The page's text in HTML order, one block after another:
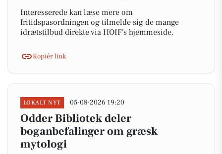
Interesserede kan læse mere om
fritidspasordningen og tilmelde sig de mange
idrætstilbud direkte via HOIF's hjemmeside.
Kopiér link
LOKALT NYT 05-08-2026 19:20
Odder Bibliotek deler
boganbefalinger om græsk
mytologi